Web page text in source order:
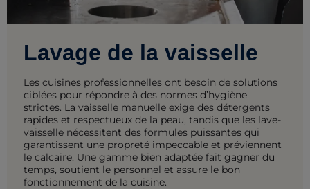
Lavage de la vaisselle
Les cuisines professionnelles ont besoin de solutions
ciblées pour répondre à des normes d’hygiène
strictes. La vaisselle manuelle exige des détergents
rapides et respectueux de la peau, tandis que les lave-
vaisselle nécessitent des formules puissantes qui
garantissent une propreté impeccable et préviennent
le calcaire. Une gamme bien adaptée fait gagner du
temps, soutient le personnel et assure le bon
fonctionnement de la cuisine.